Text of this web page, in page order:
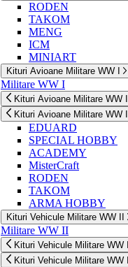
RODEN
TAKOM
MENG
ICM
MINIART
Kituri Avioane Militare WW I
Militare WW I
Kituri Avioane Militare WW I
Kituri Avioane Militare WW I
EDUARD
SPECIAL HOBBY
ACADEMY
MisterCraft
RODEN
TAKOM
ARMA HOBBY
Kituri Vehicule Militare WW II
Militare WW II
Kituri Vehicule Militare WW II
Kituri Vehicule Militare WW II